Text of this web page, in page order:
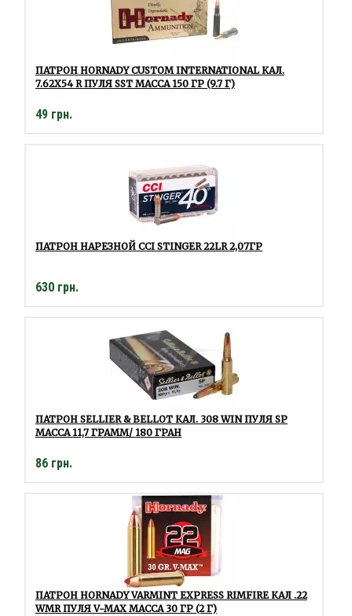
ПАТРОН HORNADY CUSTOM INTERNATIONAL КАЛ.
7.62Х54 R ПУЛЯ SST МАССА 150 ГР (9.7 Г)
49 грн.
ПАТРОН НАРЕЗНОЙ CCI STINGER 22LR 2,07ГР
630 грн.
ПАТРОН SELLIER & BELLOT КАЛ. 308 WIN ПУЛЯ SP
МАССА 11,7 ГРАММ/ 180 ГРАН
86 грн.
ПАТРОН HORNADY VARMINT EXPRESS RIMFIRE КАЛ .22
WMR ПУЛЯ V-MAX МАССА 30 ГР (2 Г)